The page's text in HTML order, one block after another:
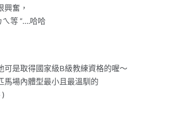
奮，
等 “….哈哈
可是取得國家級B級教練資格的喔～
馬場內體型最小且最溫馴的